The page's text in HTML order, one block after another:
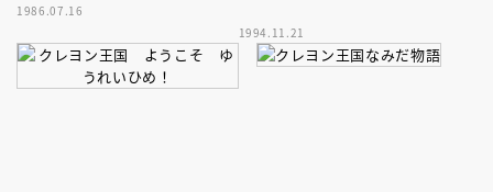
1986.07.16
1994.11.21